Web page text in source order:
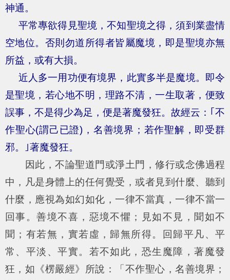
神通。
平常專欲得見聖境，不知聖境之得，須到業盡情
空地位。否則勿道所得者皆屬魔境，即是聖境亦無
所益，或有大損。
近人多一用功便有境界，此實多半是魔境。即令
是聖境，若心地不明，理路不清，一生取著，便致
誤事，不是得少為足，便是著魔發狂。故經云：｢不
作聖心(謂己已證)，名善境界；若作聖解，即受群
邪。｣著魔發狂。
因此，不論聖道門或淨土門，修行或念佛過程
中，凡是身體上的任何覺受，或者見到什麼、聽到
什麼，應視為如幻如化，一律不當真，一律不當一
回事。善境不喜，惡境不懼；見如不見，聞如不
聞；有若無，實若虛，歸無所得。回歸平凡、平
常、平淡、平實。若不如此，恐生魔障，著魔發
狂，如《楞嚴經》所說：「不作聖心，名善境界；